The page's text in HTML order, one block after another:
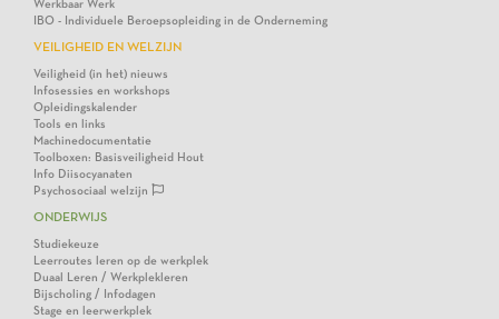
Werkbaar Werk
IBO - Individuele Beroepsopleiding in de Onderneming
VEILIGHEID EN WELZIJN
Veiligheid (in het) nieuws
Infosessies en workshops
Opleidingskalender
Tools en links
Machinedocumentatie
Toolboxen: Basisveiligheid Hout
Info Diisocyanaten
Psychosociaal welzijn
ONDERWIJS
Studiekeuze
Leerroutes leren op de werkplek
Duaal Leren / Werkplekleren
Bijscholing / Infodagen
Stage en leerwerkplek